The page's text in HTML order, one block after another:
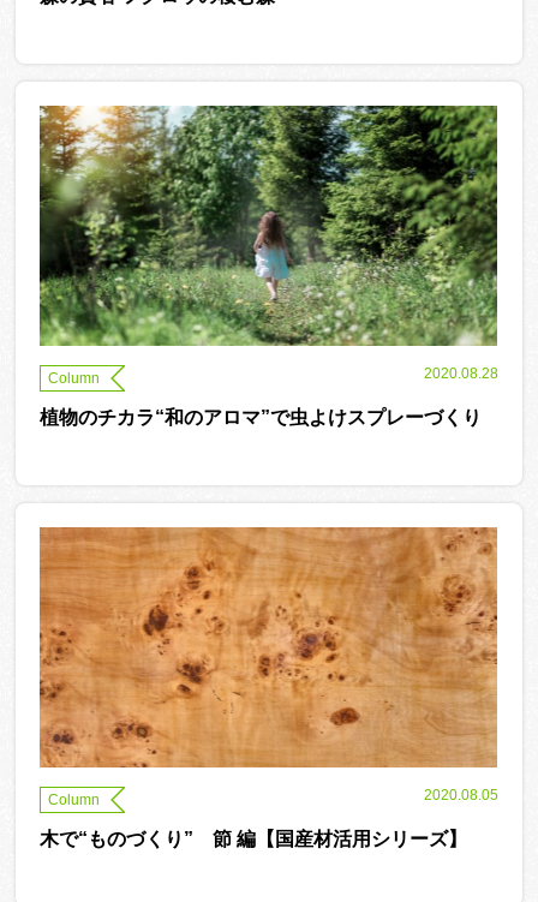
Column 2020.08.28
植物のチカラ“和のアロマ”で虫よけスプレーづくり
Column 2020.08.05
木で“ものづくり” 節 編【国産材活用シリーズ】